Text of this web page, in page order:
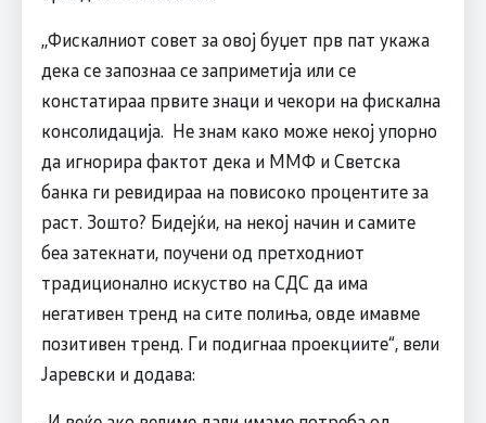
,,Фискалниот совет за овој буџет прв пат укажа
дека се запознаа се заприметија или се
констатираа првите знаци и чекори на фискална
консолидација. Не знам како може некој упорно
да игнорира фактот дека и ММФ и Светска
банка ги ревидираа на повисоко процентите за
раст. Зошто? Бидејќи, на некој начин и самите
беа затекнати, поучени од претходниот
традиционално искуство на СДС да има
негативен тренд на сите полиња, овде имавме
позитивен тренд. Ги подигнаа проекциите“, вели
Јаревски и додава: